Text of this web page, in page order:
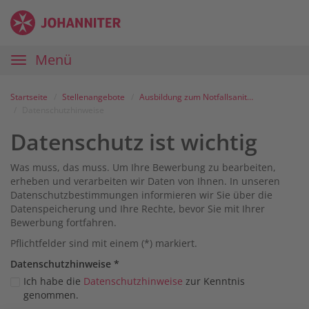
Zum
Inhalt
Anmelden
Zur
Navigation
Zur
Startseite
Karriereportal
Johanniter
Hauptnavigation
Menü
Startseite Stellenangebote
Ausbildung zum Notfallsanitäter (m/w/d) in Garbsen
Datenschutz ist wichtig
Was muss, das muss. Um Ihre Bewerbung zu bearbeiten,
erheben und verarbeiten wir Daten von Ihnen. In unseren
Datenschutzbestimmungen informieren wir Sie über die
Datenspeicherung und Ihre Rechte, bevor Sie mit Ihrer
Bewerbung fortfahren.
Pflichtfelder sind mit einem (*) markiert.
Datenschutz­hinweise *
Ich habe die Datenschutzhinweise zur Kenntnis
genommen.